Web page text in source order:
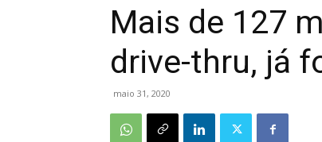
Mais de 127
drive-thru, já
maio 31, 2020